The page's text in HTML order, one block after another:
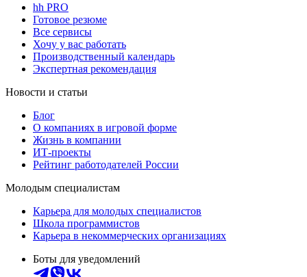
hh PRO
Готовое резюме
Все сервисы
Хочу у вас работать
Производственный календарь
Экспертная рекомендация
Новости и статьи
Блог
О компаниях в игровой форме
Жизнь в компании
ИТ-проекты
Рейтинг работодателей России
Молодым специалистам
Карьера для молодых специалистов
Школа программистов
Карьера в некоммерческих организациях
Боты для уведомлений